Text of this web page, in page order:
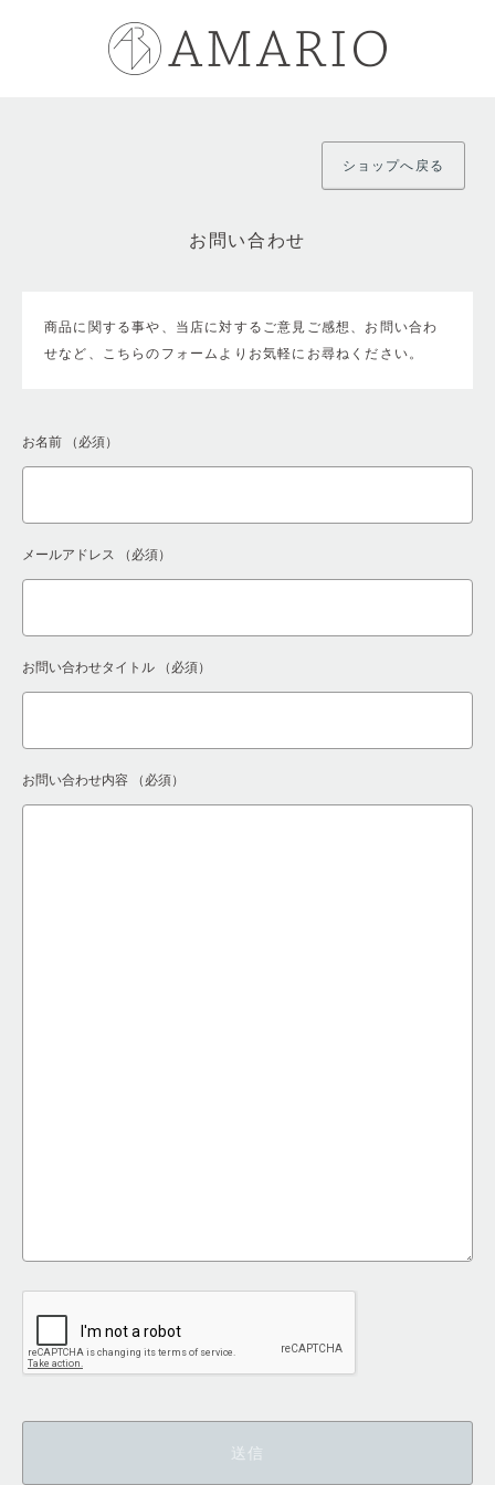
ショップへ戻る
お問い合わせ
商品に関する事や、当店に対するご意見ご感想、お問い合わ
せなど、こちらのフォームよりお気軽にお尋ねください。
お名前 （必須）
メールアドレス （必須）
お問い合わせタイトル （必須）
お問い合わせ内容 （必須）